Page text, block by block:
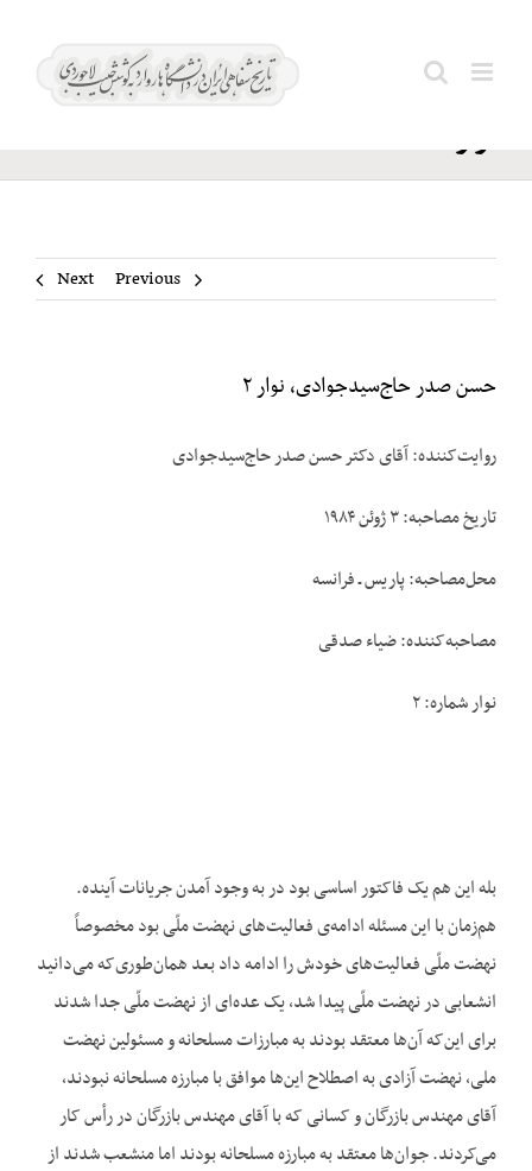
حاج‌سیدجوادی،
نوار ۲
Search
Previous
Next
حسن صدر حاج‌سیدجوادی، نوار ۲
روایت‌کننده: آقای دکتر حسن صدر حاج‌سیدجوادی
تاریخ مصاحبه: ۳ ژوئن ۱۹۸۴
محل‌مصاحبه: پاریس ـ فرانسه
مصاحبه‌کننده: ضیاء صدقی
نوار شماره: ۲
بله این هم یک فاکتور اساسی بود در به وجود آمدن جریانات آینده.
هم‌زمان با این مسئله ادامه‌ی فعالیت‌های نهضت ملّی بود مخصوصاً
نهضت ملّی فعالیت‌های خودش را ادامه داد بعد همان‌طوری‌که می‌دانید
انشعابی در نهضت ملّی پیدا شد، یک عده‌ای از نهضت ملّی جدا شدند
برای این‌که آن‌ها معتقد بودند به مبارزات مسلحانه و مسئولین نهضت
ملی، نهضت آزادی به اصطلاح این‌ها موافق با مبارزه مسلحانه نبودند،
آقای مهندس بازرگان و کسانی که با آقای مهندس بازرگان در رأس کار
می‌کردند. جوان‌ها معتقد به مبارزه مسلحانه بودند اما منشعب شدند از